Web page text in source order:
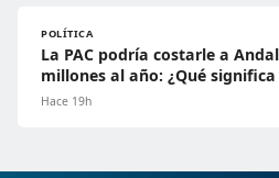
POLÍTICA
La PAC podría costarle a
millones al año: ¿Qué
Hace 19h